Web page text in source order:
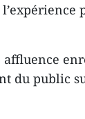
du public